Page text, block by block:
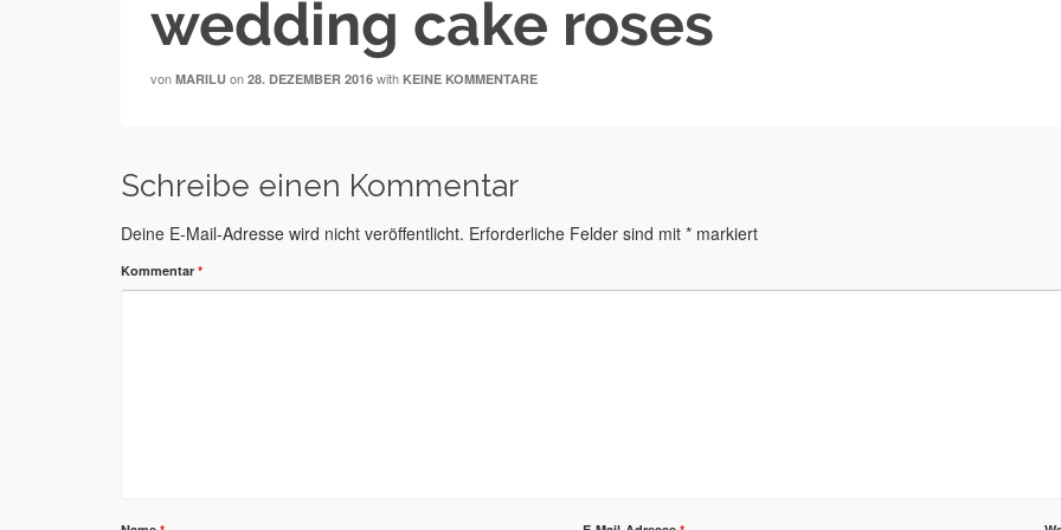
wedding cake roses
von MARILU on 28. DEZEMBER 2016 with KEINE KOMMENTARE
Schreibe einen Kommentar
Deine E-Mail-Adresse wird nicht veröffentlicht. Erforderliche Felder sind mit * markiert
Kommentar *